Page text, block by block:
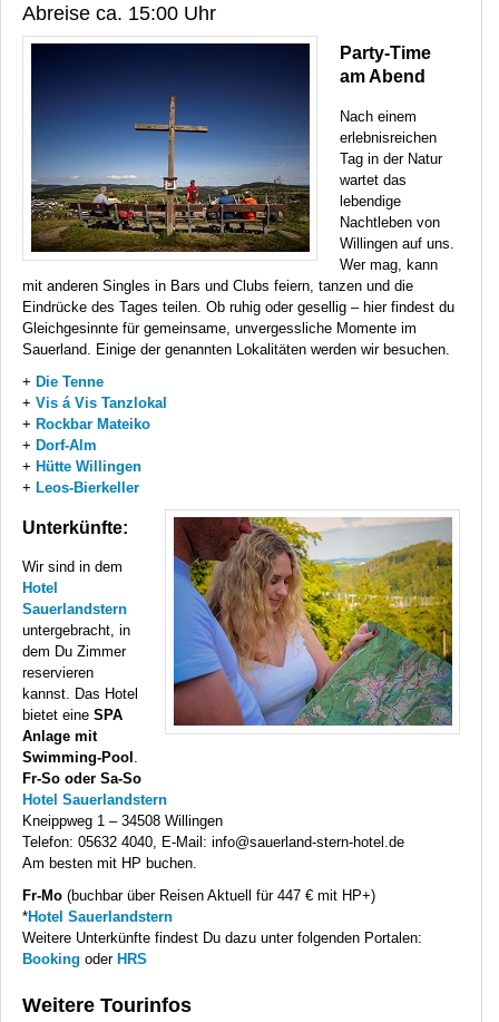
Abreise ca. 15:00 Uhr
Party-Time
am Abend
Nach einem
erlebnisreichen
Tag in der Natur
wartet das
lebendige
Nachtleben von
Willingen auf uns.
Wer mag, kann
mit anderen Singles in Bars und Clubs feiern, tanzen und die
Eindrücke des Tages teilen. Ob ruhig oder gesellig – hier findest du
Gleichgesinnte für gemeinsame, unvergessliche Momente im
Sauerland. Einige der genannten Lokalitäten werden wir besuchen.
+ Die Tenne
+ Vis á Vis Tanzlokal
+ Rockbar Mateiko
+ Dorf-Alm
+ Hütte Willingen
+ Leos-Bierkeller
Unterkünfte:
Wir sind in dem
Hotel
Sauerlandstern
untergebracht, in
dem Du Zimmer
reservieren
kannst. Das Hotel
bietet eine SPA
Anlage mit
Swimming-Pool .
Fr-So oder Sa-So
Hotel Sauerlandstern
Kneippweg 1 – 34508 Willingen
Telefon: 05632 4040, E-Mail: info@sauerland-stern-hotel.de
Am besten mit HP buchen.
Fr-Mo (buchbar über Reisen Aktuell für 447 € mit HP+)
*Hotel Sauerlandstern
Weitere Unterkünfte findest Du dazu unter folgenden Portalen:
Booking oder HRS
Weitere Tourinfos